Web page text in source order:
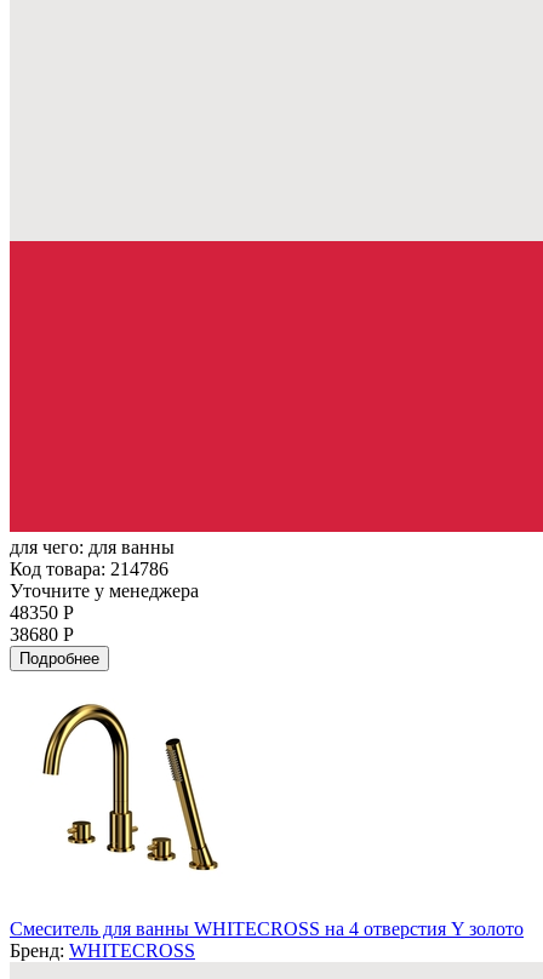
для чего: для ванны
Код товара: 214786
Уточните у менеджера
48350 Р
38680 Р
Подробнее
Смеситель для ванны WHITECROSS на 4 отверстия Y золото
Бренд: WHITECROSS